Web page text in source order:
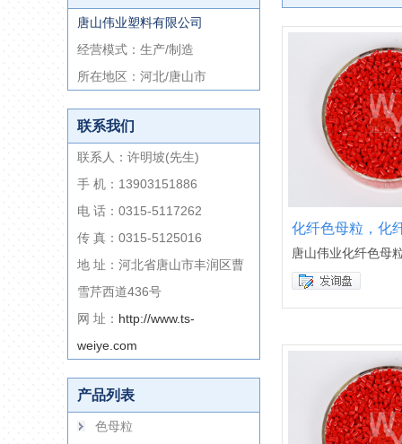
唐山伟业塑料有限公司
经营模式：生产/制造
所在地区：河北/唐山市
联系我们
联系人：许明坡(先生)
手 机：13903151886
电 话：0315-5117262
传 真：0315-5125016
地 址：河北省唐山市丰润区曹
雪芹西道436号
网 址： http://www.ts-
weiye.com
产品列表
色母粒
化纤色母粒，化
唐山伟业化纤色母